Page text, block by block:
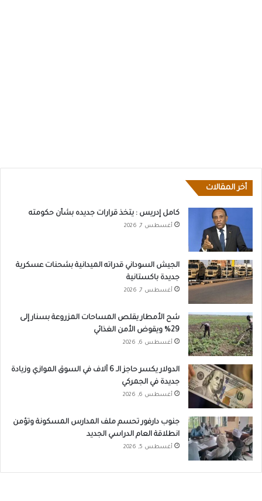
أخر المقالات
كامل إدريس : يتخذ قرارات جديده بشأن حكومته
أغسطس 7, 2026
الجيش السوداني قدراته الميدانية بشحنات عسكرية
جديدة باكستانية
أغسطس 7, 2026
شح الأمطار يقلص المساحات المزروعة بسنار إلى
29% ويقوض الأمن الغذائي
أغسطس 6, 2026
الدولار يكسر حاجز الـ 6 آلاف في السوق الموازي وزيادة
جديدة في الجمركي
أغسطس 6, 2026
جنوب دارفور تحسم ملف المدارس المسكونة وتؤمن
انطلاقة العام الدراسي الجديد
أغسطس 5, 2026